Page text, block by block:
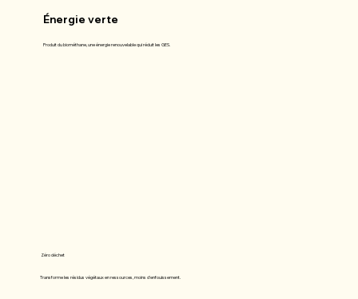
Énergie verte
Produit du biométhane, une énergie renouvelable qui réduit les GES.
Zéro déchet
Transforme les résidus végétaux en ressources, moins d'enfouissement.